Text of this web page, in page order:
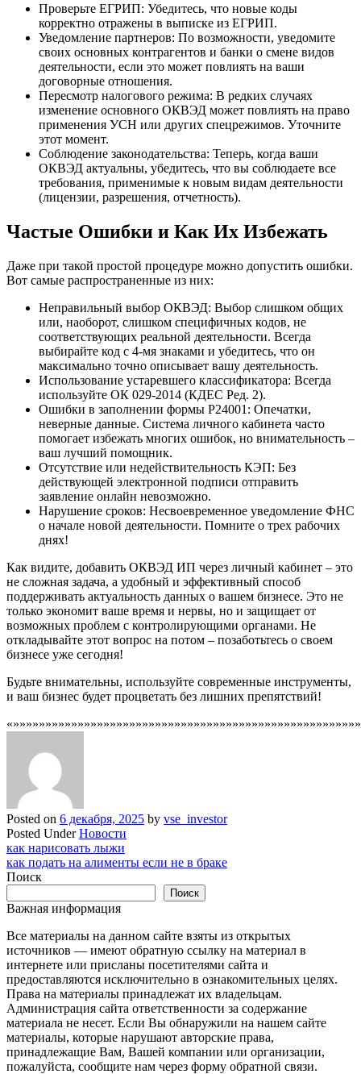
Проверьте ЕГРИП: Убедитесь, что новые коды
корректно отражены в выписке из ЕГРИП.
Уведомление партнеров: По возможности, уведомите
своих основных контрагентов и банки о смене видов
деятельности, если это может повлиять на ваши
договорные отношения.
Пересмотр налогового режима: В редких случаях
изменение основного ОКВЭД может повлиять на право
применения УСН или других спецрежимов. Уточните
этот момент.
Соблюдение законодательства: Теперь, когда ваши
ОКВЭД актуальны, убедитесь, что вы соблюдаете все
требования, применимые к новым видам деятельности
(лицензии, разрешения, отчетность).
Частые Ошибки и Как Их Избежать
Даже при такой простой процедуре можно допустить ошибки.
Вот самые распространенные из них:
Неправильный выбор ОКВЭД: Выбор слишком общих
или, наоборот, слишком специфичных кодов, не
соответствующих реальной деятельности. Всегда
выбирайте код с 4-мя знаками и убедитесь, что он
максимально точно описывает вашу деятельность.
Использование устаревшего классификатора: Всегда
используйте ОК 029-2014 (КДЕС Ред. 2).
Ошибки в заполнении формы Р24001: Опечатки,
неверные данные. Система личного кабинета часто
помогает избежать многих ошибок, но внимательность –
ваш лучший помощник.
Отсутствие или недействительность КЭП: Без
действующей электронной подписи отправить
заявление онлайн невозможно.
Нарушение сроков: Несвоевременное уведомление ФНС
о начале новой деятельности. Помните о трех рабочих
днях!
Как видите, добавить ОКВЭД ИП через личный кабинет – это
не сложная задача, а удобный и эффективный способ
поддерживать актуальность данных о вашем бизнесе. Это не
только экономит ваше время и нервы, но и защищает от
возможных проблем с контролирующими органами. Не
откладывайте этот вопрос на потом – позаботьтесь о своем
бизнесе уже сегодня!
Будьте внимательны, используйте современные инструменты,
и ваш бизнес будет процветать без лишних препятствий!
Posted on 6 декабря, 2025 by vse_investor
Posted UnderНовости
Навигация
по
как нарисовать лыжи
как подать на алименты если не в браке
Поиск
Поиск
Важная информация
Все материалы на данном сайте взяты из открытых
источников — имеют обратную ссылку на материал в
интернете или присланы посетителями сайта и
предоставляются исключительно в ознакомительных целях.
Права на материалы принадлежат их владельцам.
Администрация сайта ответственности за содержание
материала не несет. Если Вы обнаружили на нашем сайте
материалы, которые нарушают авторские права,
принадлежащие Вам, Вашей компании или организации,
пожалуйста, сообщите нам через форму обратной связи.